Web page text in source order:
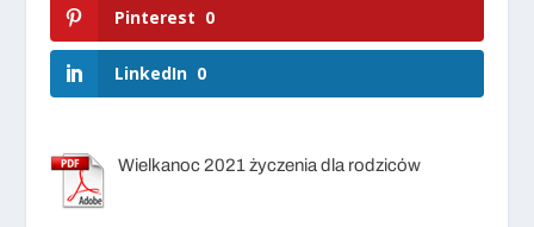
Pinterest 0
LinkedIn 0
Wielkanoc 2021 życzenia dla rodziców